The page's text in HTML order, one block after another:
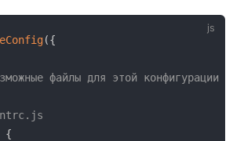
({
файлы для этой конфигурации
{